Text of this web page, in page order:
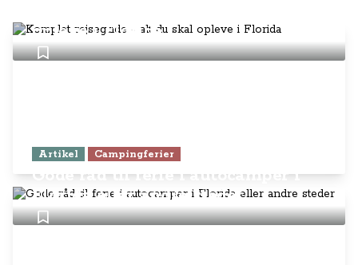
opleve i Florida
Artikel Campingferier
Gode råd til ferie i autocamper i
Florida eller andre steder